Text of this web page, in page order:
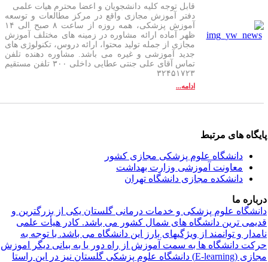
قابل توجه کلیه دانشجویان و اعضا محترم هیات علمی
دفتر آموزش مجازی واقع در مرکز مطالعات و توسعه
آموزش پزشکی، همه روزه از ساعت ۸ صبح الی ۱۴
ظهر آماده ارائه مشاوره در زمینه های مختلف آموزش
مجازی از جمله تولید محتوا، ارائه دروس، تکنولوژی های
جدید آموزشی و غیره می باشد. مشاوره دهنده تلفن
تماس آقای علی جنتی عطایی داخلی ۳۰۰ تلفن مستقیم
۳۲۴۵۱۷۲۳
ادامه...
های مرتبط
دانشگاه علوم پزشکی مجازی کشور
معاونت آموزشی وزارت بهداشت
دانشکده مجازی دانشگاه تهران
ما
علوم پزشکی و خدمات درمانی گلستان یکی از بزرگترین و
ترین دانشگاه های شمال کشور می باشد. کادر هیأت علمی
و توانمند از ویژگیهای بارز این دانشگاه می باشد. با توجه به
دانشگاه ها به سمت آموزش از راه دور یا به بیانی دیگر اموزش
مجازی (E-learning) دانشگاه علوم پزشکی گلستان نیز در این راستا